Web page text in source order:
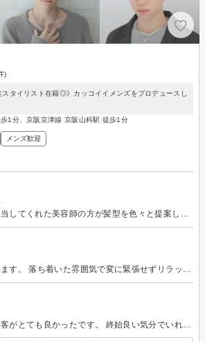
)
スタイリスト在籍◎》カッコイイメンズをプロデュースし
1分、京阪京津線 京阪山科駅 徒歩1分
メンズ歓迎
とにかく働いてる方の接客がとても良かったです。 終始良い気分でいれました。